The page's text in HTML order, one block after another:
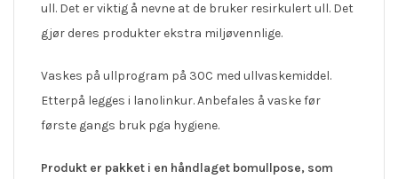
ull. Det er viktig å nevne at de bruker resirkulert ull. Det
gjør deres produkter ekstra miljøvennlige.
Vaskes på ullprogram på 30C med ullvaskemiddel.
Etterpå legges i lanolinkur. Anbefales å vaske før
første gangs bruk pga hygiene.
Produkt er pakket i en håndlaget bomullpose, som